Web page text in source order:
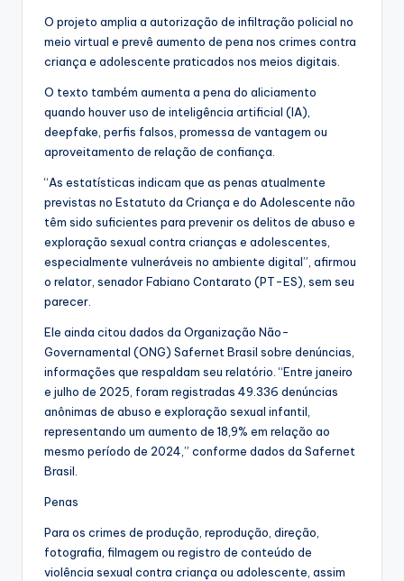
O projeto amplia a autorização de infiltração policial no
meio virtual e prevê aumento de pena nos crimes contra
criança e adolescente praticados nos meios digitais.
O texto também aumenta a pena do aliciamento
quando houver uso de inteligência artificial (IA),
deepfake, perfis falsos, promessa de vantagem ou
aproveitamento de relação de confiança.
“As estatísticas indicam que as penas atualmente
previstas no Estatuto da Criança e do Adolescente não
têm sido suficientes para prevenir os delitos de abuso e
exploração sexual contra crianças e adolescentes,
especialmente vulneráveis no ambiente digital”, afirmou
o relator, senador Fabiano Contarato (PT-ES), sem seu
parecer.
Ele ainda citou dados da Organização Não-
Governamental (ONG) Safernet Brasil sobre denúncias,
informações que respaldam seu relatório. “Entre janeiro
e julho de 2025, foram registradas 49.336 denúncias
anônimas de abuso e exploração sexual infantil,
representando um aumento de 18,9% em relação ao
mesmo período de 2024,” conforme dados da Safernet
Brasil.
Penas
Para os crimes de produção, reprodução, direção,
fotografia, filmagem ou registro de conteúdo de
violência sexual contra criança ou adolescente, assim